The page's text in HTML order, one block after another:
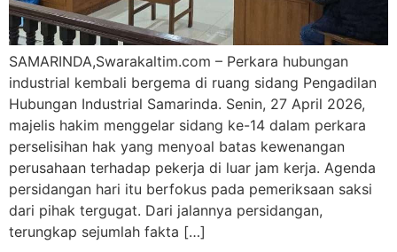
SAMARINDA,Swarakaltim.com – Perkara hubungan
industrial kembali bergema di ruang sidang Pengadilan
Hubungan Industrial Samarinda. Senin, 27 April 2026,
majelis hakim menggelar sidang ke-14 dalam perkara
perselisihan hak yang menyoal batas kewenangan
perusahaan terhadap pekerja di luar jam kerja. Agenda
persidangan hari itu berfokus pada pemeriksaan saksi
dari pihak tergugat. Dari jalannya persidangan,
terungkap sejumlah fakta […]